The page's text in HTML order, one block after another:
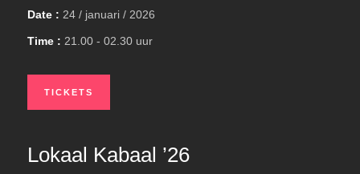
Date : 24 / januari / 2026
Time : 21.00 - 02.30 uur
TICKETS
Lokaal Kabaal ’26